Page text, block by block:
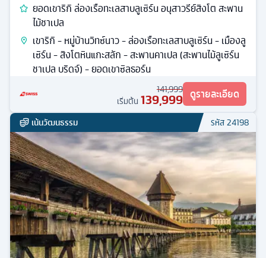
ยอดเขาริกิ ล่องเรือทะเลสาบลูเซิร์น อนุสาวรีย์สิงโต สะพาน
ไม้ชาเปล
เขาริกิ - หมู่บ้านวิทซ์นาว - ล่องเรือทะเลสาบลูเซิร์น - เมืองลู
เซิร์น - สิงโตหินแกะสลัก - สะพานคาเปล (สะพานไม้ลูเซิร์น
ชาเปล บริดจ์) - ยอดเขาซิลธอร์น
141,999
เริ่มต้น 139,999 ดูรายละเอียด
เน้นวัฒนธรรม รหัส24198